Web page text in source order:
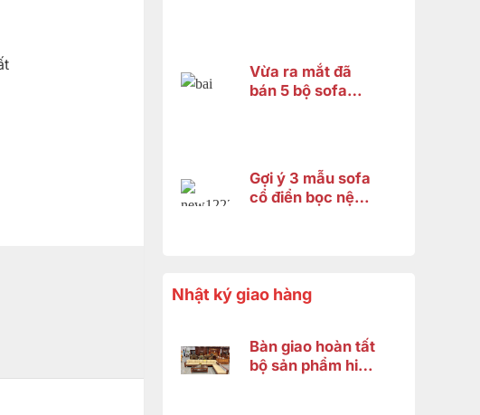
Vừa ra mắt đã
bán 5 bộ sofa
Gợi ý 3 mẫu sofa
cổ điển bọc nệm
Nhật ký giao hàng
Bàn giao hoàn tất
bộ sản phẩm hiện